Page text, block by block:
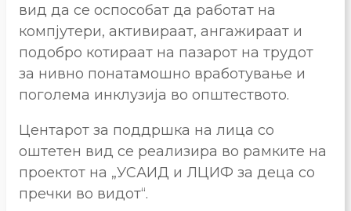
вид да се оспособат да работат на
компјутери, активираат, ангажираат и
подобро котираат на пазарот на трудот
за нивно понатамошно вработување и
поголема инклузија во општеството.
Центарот за поддршка на лица со
оштетен вид се реализира во рамките на
проектот на „УСАИД и ЛЦИФ за деца со
пречки во видот“.